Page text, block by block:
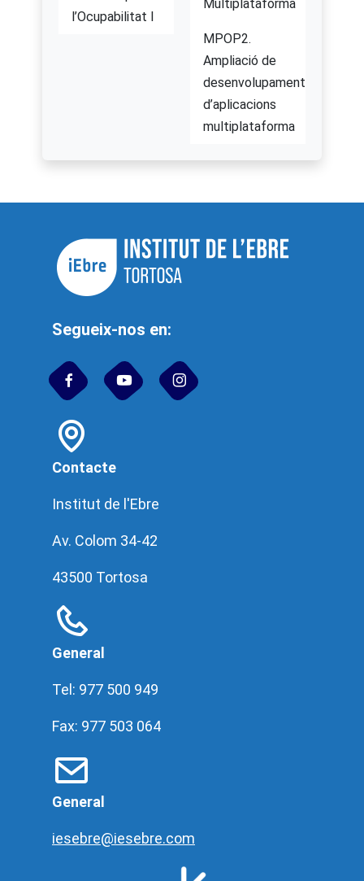
l’Ocupabilitat I
Multiplataforma
MPOP2.
Ampliació de
desenvolupament
d’aplicacions
multiplataforma
Segueix-nos en:
Contacte
Institut de l'Ebre
Av. Colom 34-42
43500 Tortosa
General
Tel: 977 500 949
Fax: 977 503 064
General
iesebre@iesebre.com